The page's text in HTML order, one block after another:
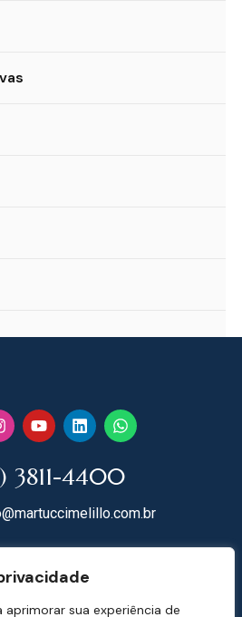
sua experiência de
3811-4400
– Botucatu – SP